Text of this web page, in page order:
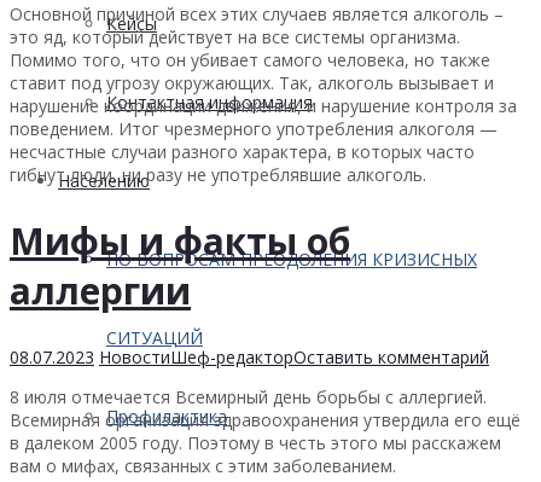
Кейсы
Контактная информация
Населению
ПО ВОПРОСАМ ПРЕОДОЛЕНИЯ КРИЗИСНЫХ
СИТУАЦИЙ
Профилактика
Основной причиной всех этих случаев является алкоголь –
это яд, который действует на все системы организма.
Помимо того, что он убивает самого человека, но также
ставит под угрозу окружающих. Так, алкоголь вызывает и
нарушение координации движения, и нарушение контроля за
поведением. Итог чрезмерного употребления алкоголя —
несчастные случаи разного характера, в которых часто
гибнут люди, ни разу не употреблявшие алкоголь.
Мифы и факты об
аллергии
08.07.2023 НовостиШеф-редакторОставить комментарий
8 июля отмечается Всемирный день борьбы с аллергией.
Всемирная организация здравоохранения утвердила его ещё
в далеком 2005 году. Поэтому в честь этого мы расскажем
вам о мифах, связанных с этим заболеванием.